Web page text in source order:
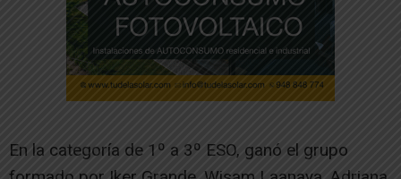
En la categoría de 1º a 3º ESO, ganó el grupo